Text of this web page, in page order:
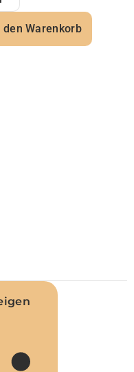
den Warenkorb